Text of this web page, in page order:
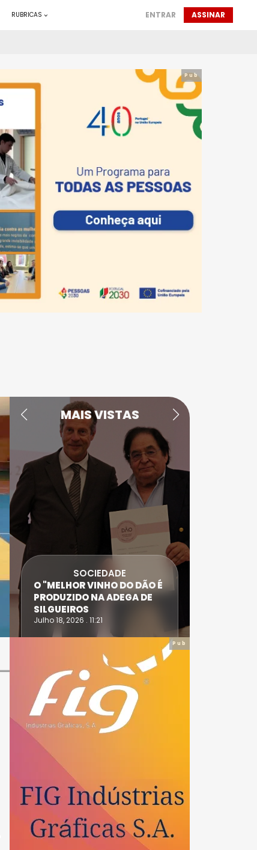
RUBRICAS ENTRAR ASSINAR
Pub
MAIS VISTAS
SOCIEDADE
O "MELHOR VINHO DO DÃO É
PRODUZIDO NA ADEGA DE
SILGUEIROS
Julho 18, 2026 . 11:21
Pub